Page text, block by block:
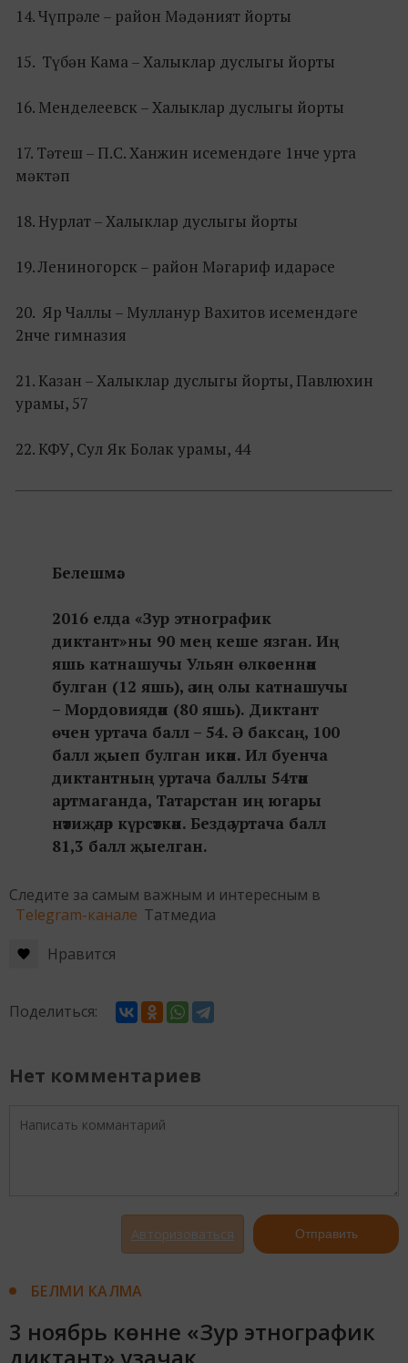
14.​ Чүпрәле – район Мәдәният йорты
15.​ Түбән Кама – Халыклар дуслыгы йорты
16.​ Менделеевск – Халыклар дуслыгы йорты
17.​ Тәтеш – П.С. Ханжин исемендәге 1нче урта
мәктәп
18.​ Нурлат – Халыклар дуслыгы йорты
19.​ Лениногорск – район Мәгариф идарәсе
20.​ Яр Чаллы – Мулланур Вахитов исемендәге
2нче гимназия
21.​ Казан – Халыклар дуслыгы йорты, Павлюхин
урамы, 57
22.​ КФУ, Сул Як Болак урамы, 44
Белешмә:
2016 елда «Зур этнографик
диктант»ны 90 мең кеше язган. Иң
яшь катнашучы Ульян өлкәсеннән
булган (12 яшь), ә иң олы катнашучы
– Мордовиядән (80 яшь). Диктант
өчен уртача балл – 54. Ә баксаң, 100
балл җыеп булган икән. Ил буенча
диктантның уртача баллы 54тән
артмаганда, Татарстан иң югары
нәтиҗәләр күрсәткән. Бездә уртача балл
81,3 балл җыелган.
Следите за самым важным и интересным в
Telegram-канале Татмедиа
Нравится
Поделиться:
Нет комментариев
Авторизоваться Отправить
БЕЛМИ КАЛМА
3 ноябрь көнне «Зур этнографик
диктант» узачак